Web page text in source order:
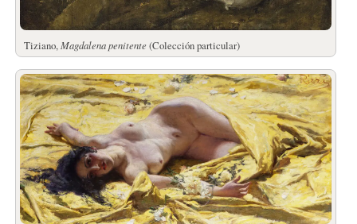
Tiziano,Magdalena penitente (Colección particular)